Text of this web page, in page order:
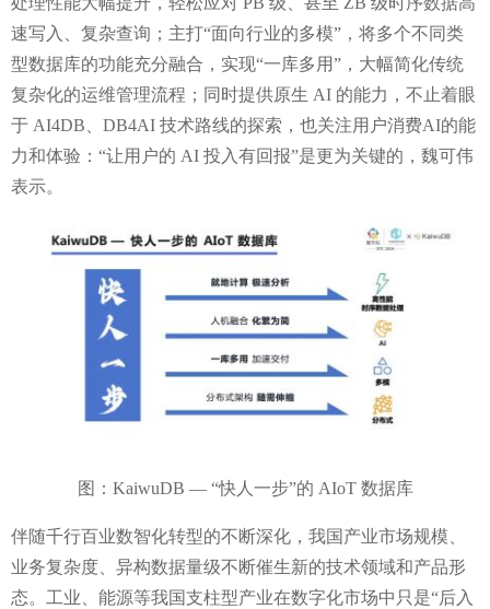
速写入、复杂查询；主打“面向行业的多模” ，将多个不同类
型数据库的功能充分融合，实现“一库多用” ，大幅简化传统
复杂化的运维管理流程；同时提供原生 AI 的能力，不止着眼
于 AI4DB DB4AI 技术路线的探索，也关注用户消费AI的能
力和体验： “让用户的 AI 投入有回报”是更为关键的，魏可伟
表示。
图： KaiwuDB — “快人一步”的 AIoT 数据库
伴随千行百业数智化转型的不断深化，我国产业市场规模、
业务复杂度、异构数据量级不断催生新的技术领域和产品形
态。工业、能源等我国支柱型产业在数字化市场中只是“后入